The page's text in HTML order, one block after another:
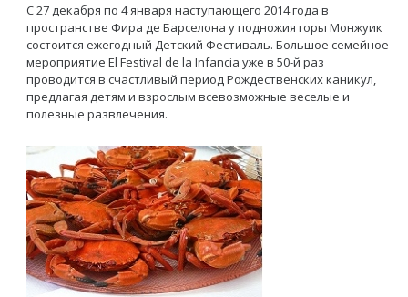
С 27 декабря по 4 января наступающего 2014 года в
пространстве Фира де Барселона у подножия горы Монжуик
состоится ежегодный Детский Фестиваль. Большое семейное
мероприятие El Festival de la Infancia уже в 50-й раз
проводится в счастливый период Рождественских каникул,
предлагая детям и взрослым всевозможные веселые и
полезные развлечения.